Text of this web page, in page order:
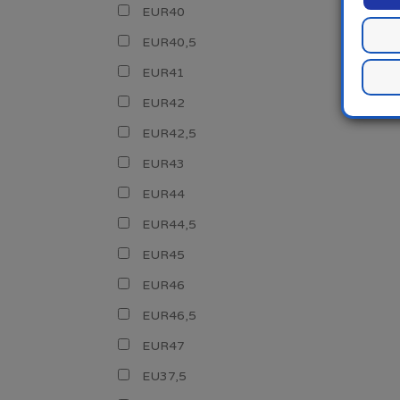
EUR40
EUR40,5
EUR41
EUR42
EUR42,5
EUR43
EUR44
EUR44,5
EUR45
EUR46
EUR46,5
EUR47
EU37,5